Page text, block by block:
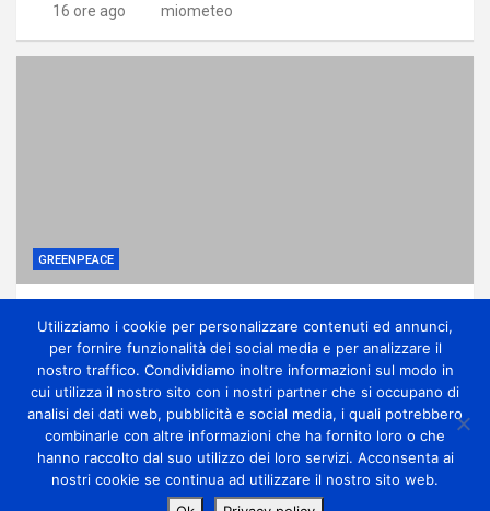
16 ore ago miometeo
GREENPEACE
riforme sui pesticidi
1 giorno ago miometeo
Copyright Miometeo © All rights reserved | Theme by
Utilizziamo i cookie per personalizzare contenuti ed annunci,
per fornire funzionalità dei social media e per analizzare il
nostro traffico. Condividiamo inoltre informazioni sul modo in
cui utilizza il nostro sito con i nostri partner che si occupano di
analisi dei dati web, pubblicità e social media, i quali potrebbero
combinarle con altre informazioni che ha fornito loro o che
hanno raccolto dal suo utilizzo dei loro servizi. Acconsenta ai
nostri cookie se continua ad utilizzare il nostro sito web.